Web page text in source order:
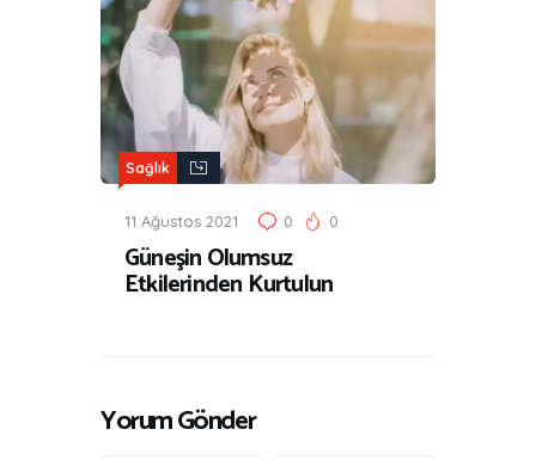
Sağlık
11 Ağustos 2021 0 0
Güneşin Olumsuz
Etkilerinden Kurtulun
Yorum Gönder